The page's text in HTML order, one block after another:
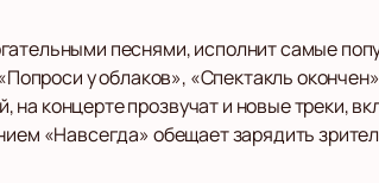
песнями, исполнит самые
у облаков», «Спектакль
концерте прозвучат и новые треки,
«Навсегда» обещает зарядить